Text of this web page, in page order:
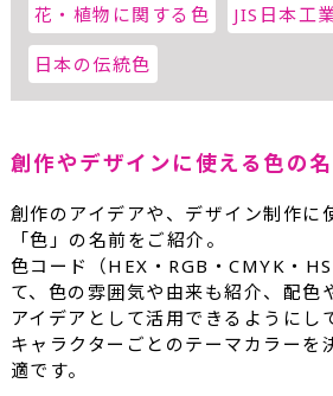
花・植物に関する色 JIS日本工
日本の伝統色
創作やデザインに使える色の
創作のアイデアや、デザイン制作に
「色」の名前をご紹介。
色コード（HEX・RGB・CMYK・
て、色の雰囲気や由来も紹介、配色
アイデアとして活用できるようにし
キャラクターごとのテーマカラーを
適です。